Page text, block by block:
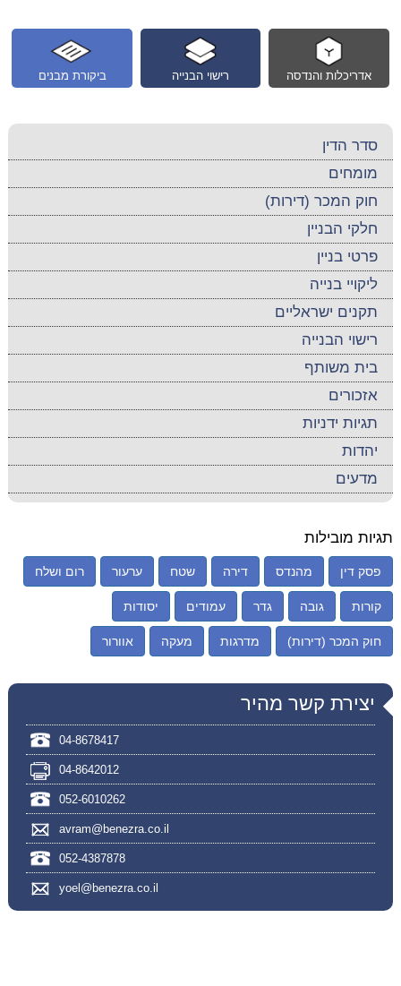
ביקורת מבנים רישוי הבנייה אדריכלות והנדסה
סדר הדין
מומחים
חוק המכר (דירות)
חלקי הבניין
פרטי בניין
ליקויי בנייה
תקנים ישראליים
רישוי הבנייה
בית משותף
אזכורים
תגיות ידניות
יהדות
מדעים
תגיות מובילות
פסק דין מהנדס דירה שטח ערעור רום ושלח
קורות גובה גדר עמודים יסודות
חוק המכר (דירות) מדרגות מעקה אוורור
יצירת קשר מהיר
04-8678417
04-8642012
052-6010262
avram@benezra.co.il
052-4387878
yoel@benezra.co.il